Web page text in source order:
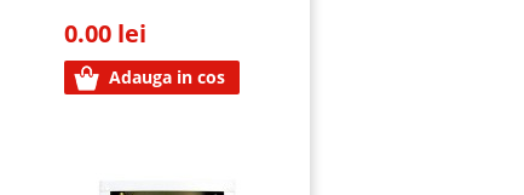
0.00 lei
Adauga in cos